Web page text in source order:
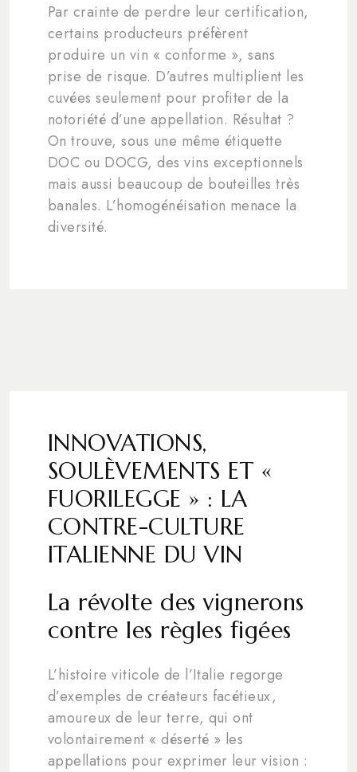
Par crainte de perdre leur certification,
certains producteurs préfèrent
produire un vin « conforme », sans
prise de risque. D’autres multiplient les
cuvées seulement pour profiter de la
notoriété d’une appellation. Résultat ?
On trouve, sous une même étiquette
DOC ou DOCG, des vins exceptionnels
mais aussi beaucoup de bouteilles très
banales. L’homogénéisation menace la
diversité.
INNOVATIONS,
SOULÈVEMENTS ET «
FUORILEGGE » : LA
CONTRE-CULTURE
ITALIENNE DU VIN
La révolte des vignerons
contre les règles figées
L’histoire viticole de l’Italie regorge
d’exemples de créateurs facétieux,
amoureux de leur terre, qui ont
volontairement « déserté » les
appellations pour exprimer leur vision :